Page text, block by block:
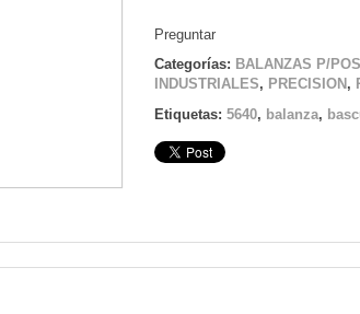
Preguntar
Categorías: BALANZAS P/POS
INDUSTRIALES, PRECISION ,
Etiquetas: 5640, balanza,